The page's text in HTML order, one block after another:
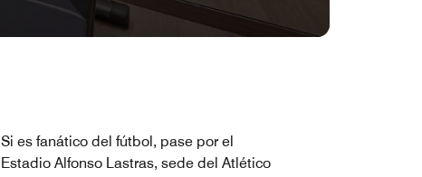
Si es fanático del fútbol, pase por el
Estadio Alfonso Lastras, sede del Atlético